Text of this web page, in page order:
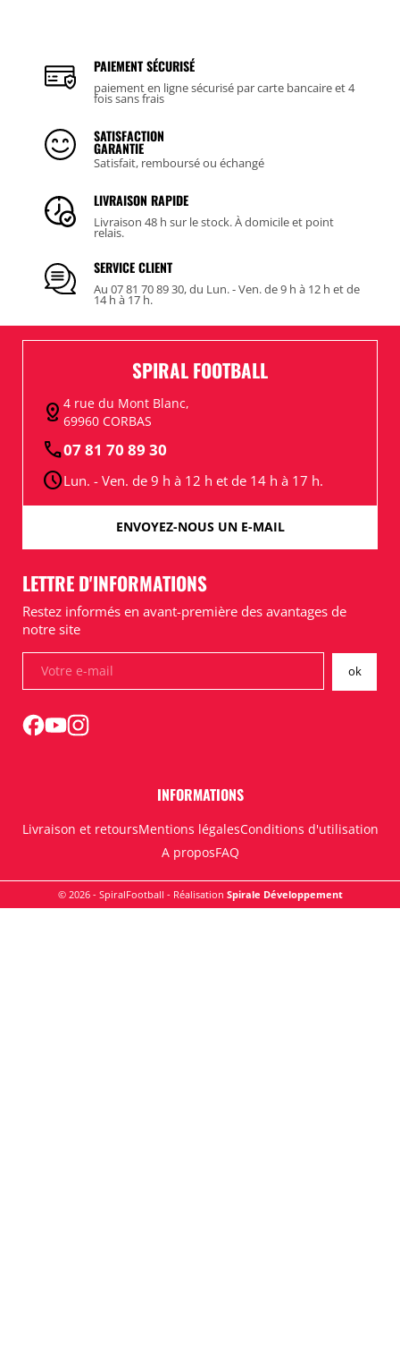
PAIEMENT SÉCURISÉ
paiement en ligne sécurisé par carte bancaire et 4
fois sans frais
SATISFACTION
GARANTIE
Satisfait, remboursé ou échangé
LIVRAISON RAPIDE
Livraison 48 h sur le stock. À domicile et point
relais.
SERVICE CLIENT
Au 07 81 70 89 30, du Lun. - Ven. de 9 h à 12 h et de
14 h à 17 h.
SPIRAL FOOTBALL
distance 4 rue du Mont Blanc,
69960 CORBAS
call07 81 70 89 30
scheduleLun. - Ven. de 9 h à 12 h et de 14 h à 17 h.
ENVOYEZ-NOUS UN E-MAIL
INFORMATIONS
Livraison et retoursMentions légalesConditions d'utilisation
A proposFAQ
LETTRE D'INFORMATIONS
Restez informés en avant-première des avantages de
notre site
© 2026 - SpiralFootball - Réalisation Spirale Développement